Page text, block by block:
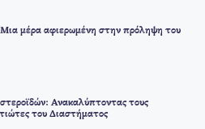
μέρα αφιερωμένη στην πρόληψη του
Ανακαλύπτοντας τους
του Διαστήματος